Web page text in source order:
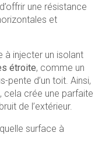
une résistance
et
à injecter un isolant
étroite, comme un
pente d’un toit. Ainsi,
cela crée une parfaite
de l’extérieur.
surface à